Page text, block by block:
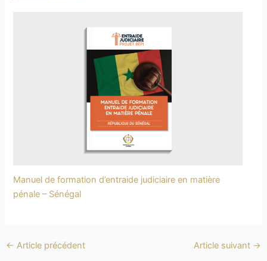
Manuel de formation d’entraide judiciaire en matière
pénale – Sénégal
← Article précédent Article suivant →